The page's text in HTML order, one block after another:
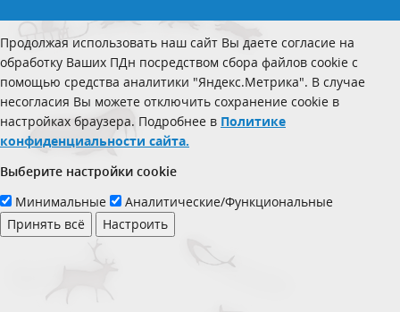
Продолжая использовать наш сайт Вы даете согласие на
обработку Ваших ПДн посредством сбора файлов cookie с
помощью средства аналитики "Яндекс.Метрика". В случае
несогласия Вы можете отключить сохранение cookie в
настройках браузера. Подробнее в Политике
конфиденциальности сайта.
Выберите настройки cookie
Минимальные
Аналитические/Функциональные
Принять всё
Настроить